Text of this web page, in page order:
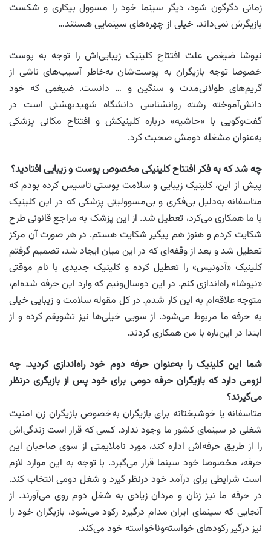
زمانی دگرگون شود، دیگر سینما خود را مسوول بیکاری و شکست
بازیگرش نمی‌داند. خیلی از چهره‌های سینمایی هستند…
نیوشا ضیغمی علت افتتاح کلینیک زیبایی‌اش را توجه به پوست
خصوصا توجه بازیگران به پوست‌شان به‌خاطر آسیب‌های ناشی از
گریم‌های طولانی‌مدت و سنگین و … دانست. ضیغمی که خود
دانش‌آموخته رشته روانشناسی دانشگاه شهیدبهشتی است در
گفت‌وگویی با «حاشیه» درباره کلینیکش و افتتاح مکانی پزشکی
به‌عنوان مشغله دومش صحبت کرد.
چه شد که به فکر افتتاح کلینیکی مخصوص پوست و زیبایی افتادید؟
پیش از این، کلینیک زیبایی و سلامت پوستی تاسیس کرده بودم که
متاسفانه به‌دلیل بی‌فکری و بی‌مسوولیتی پزشکی که در این کلینیک
با ما همکاری می‌کرد، تعطیل شد. از این پزشک به مراجع قانونی طرح
شکایت کردم و هنوز هم پیگیر شکایت هستم. در هر صورت آن مرکز
تعطیل شد و بعد از وقفه‌ای که در این میان ایجاد شد، تصمیم گرفتم
کلینیک «آدونیس» را تعطیل کرده و کلینیک جدیدی با نام موقتی
«نیوشا» راه‌اندازی کنم. در این دو‌سال‌ونیم که وارد این حرفه شده‌ام،
متوجه علاقه‌ام به این کار شدم. در کل مقوله سلامت و زیبایی خیلی
به حرفه ما مربوط می‌شود. از سویی خیلی‌ها نیز تشویقم کرده و از
ابتدا در این‌باره با من همکاری کردند.
شما این کلینیک را به‌عنوان حرفه دوم خود راه‌اندازی کردید. چه
لزومی دارد که بازیگران حرفه دومی برای خود پس از بازیگری درنظر
می‌گیرند؟
متاسفانه یا خوشبختانه برای بازیگران به‌خصوص بازیگران زن امنیت
شغلی در سینمای کشور ما وجود ندارد. کسی که قرار است زندگی‌اش
را از طریق حرفه‌اش اداره کند، مورد ناملایمتی از سوی صاحبان این
حرفه، مخصوصا خود سینما قرار می‌گیرد. با توجه به این موارد لازم
است شرایطی برای درآمد خود درنظر گیرد و شغل دومی انتخاب کند.
در حرفه ما نیز زنان و مردان زیادی به شغل دوم روی می‌آورند. از
آنجایی که سینمای ایران مدام درگیرد رکود‌ می‌شود، بازیگران خود را
نیز درگیر رکودهای خواسته‌وناخواسته خود می‌کند.